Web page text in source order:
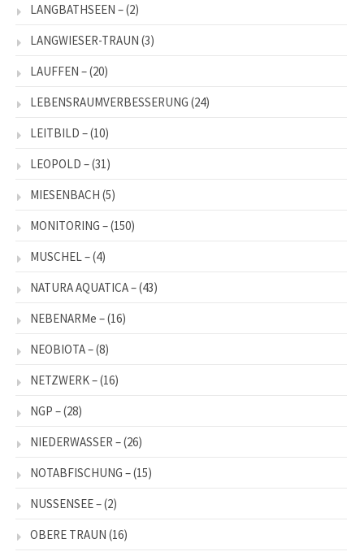
LANGBATHSEEN –(2)
LANGWIESER-TRAUN (3)
LAUFFEN –(20)
LEBENSRAUMVERBESSERUNG (24)
LEITBILD –(10)
LEOPOLD –(31)
MIESENBACH (5)
MONITORING –(150)
MUSCHEL –(4)
NATURA AQUATICA –(43)
NEBENARMe –(16)
NEOBIOTA –(8)
NETZWERK –(16)
NGP –(28)
NIEDERWASSER –(26)
NOTABFISCHUNG –(15)
NUSSENSEE –(2)
OBERE TRAUN (16)